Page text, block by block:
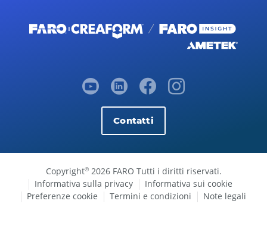
Contatti
Copyright©2026 FARO Tutti i diritti riservati.
Informativa sulla privacy
Informativa sui cookie
Preferenze cookie
Termini e condizioni Note legali